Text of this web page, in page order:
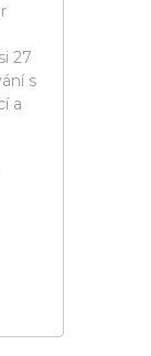
27
s
a